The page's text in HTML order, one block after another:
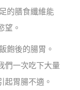
的膳食纖維能
望。
飽後的腸胃。
們一次吃下大量
起胃腸不適。